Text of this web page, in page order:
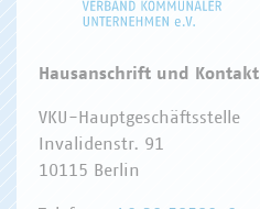
Hausanschrift und Kontakt
VKU-Hauptgeschäftsstelle
Invalidenstr. 91
10115 Berlin